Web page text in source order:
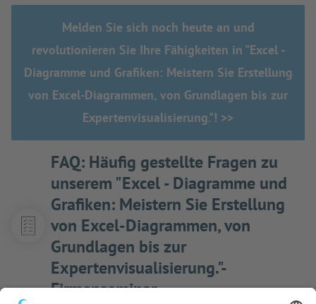
Melden Sie sich noch heute an und
revolutionieren Sie Ihre Fähigkeiten in "Excel -
Diagramme und Grafiken: Meistern Sie Erstellung
von Excel-Diagrammen, von Grundlagen bis zur
Expertenvisualisierung."! >>
FAQ: Häufig gestellte Fragen zu
unserem "Excel - Diagramme und
Grafiken: Meistern Sie Erstellung
von Excel-Diagrammen, von
Grundlagen bis zur
Expertenvisualisierung."-
Firmenseminar